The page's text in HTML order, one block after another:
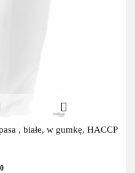
, białe, w gumkę, HACCP